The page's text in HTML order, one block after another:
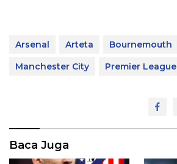
Arsenal Arteta
Bournemouth
Manchester City
Premier League
Baca Juga